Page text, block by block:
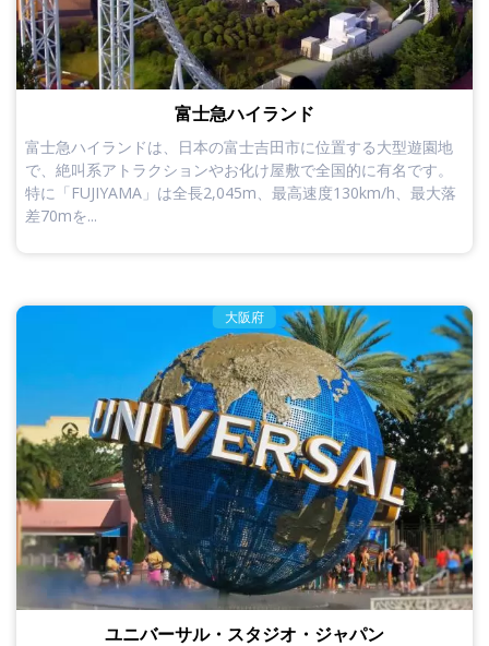
富士急ハイランド
富士急ハイランドは、日本の富士吉田市に位置する大型遊園地
で、絶叫系アトラクションやお化け屋敷で全国的に有名です。
特に「FUJIYAMA」は全長2,045m、最高速度130km/h、最大落
差70mを...
大阪府
ユニバーサル・スタジオ・ジャパン